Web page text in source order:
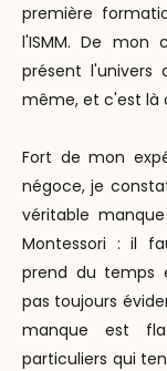
première
l'ISMM. De
présent l'univers
même, et c'est là
Fort de mon
négoce, je
véritable
Montessori : il
prend du temps
pas toujours
manque est
particuliers qui